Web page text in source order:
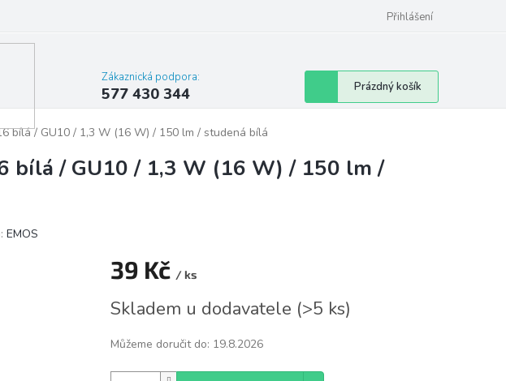
Přihlášení
Zákaznická podpora:
577 430 344
Nákupní
košík
Prázdný košík
bílá / GU10 / 1,3 W (16 W) / 150 lm / studená bílá
bílá / GU10 / 1,3 W (16 W) / 150 lm /
EMOS
39 Kč / ks
cena:
Skladem u dodavatele (>5 ks)
Můžeme doručit do: 19.8.2026